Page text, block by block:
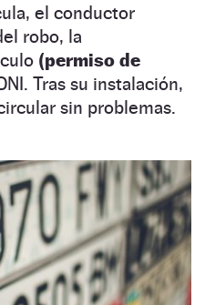
el conductor
robo, la
(permiso de
Tras su instalación,
sin problemas.